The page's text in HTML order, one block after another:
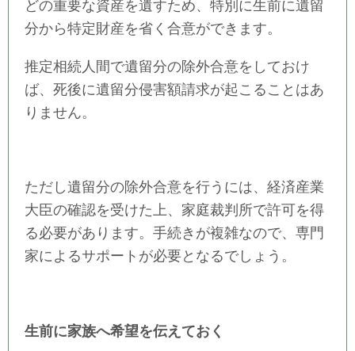
どの重要な資産を遺すため、特別に生前に遺留
分から特定財産を省く合意ができます。
推定相続人間で遺留分の除外合意をしておけ
ば、死後に遺留分侵害額請求が起こることはあ
りません。
ただし遺留分の除外合意を行うには、経済産業
大臣の確認を受けた上、家庭裁判所で許可を得
る必要があります。手続きが複雑なので、専門
家によるサポートが必要となるでしょう。
生前に家族へ希望を伝えておく